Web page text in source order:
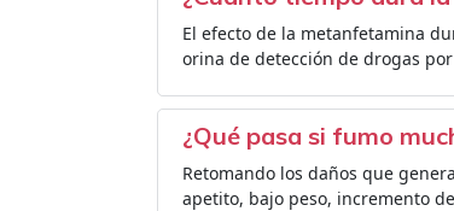
El efecto de la metanfetamina
orina de detección de drogas
¿Qué pasa si fumo
Retomando los daños que
apetito, bajo peso, incremento